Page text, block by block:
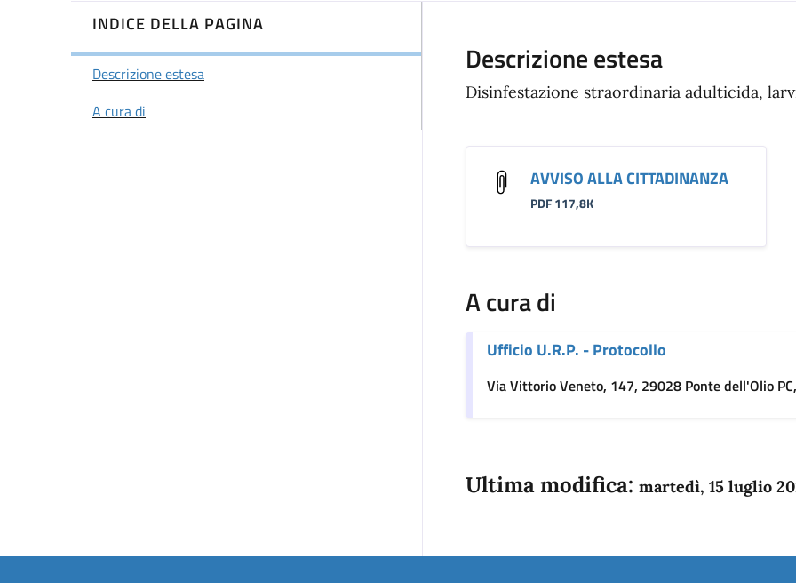
INDICE DELLA PAGINA
Descrizione estesa
A cura di
Descrizione estesa
Disinfestazione straordinaria adulticida,
AVVISO ALLA CITTADINANZA
PDF 117,8K
A cura di
Ufficio U.R.P. - Protocollo
Via Vittorio Veneto, 147, 29028 Ponte dell'Olio
Ultima modifica: martedì, 15 luglio